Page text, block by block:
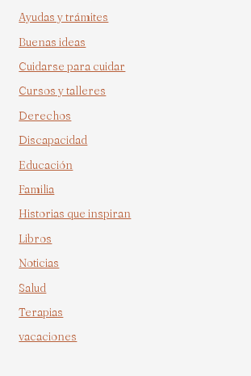
Ayudas y trámites
Buenas ideas
Cuidarse para cuidar
Cursos y talleres
Derechos
Discapacidad
Educación
Familia
Historias que inspiran
Libros
Noticias
Salud
Terapias
vacaciones